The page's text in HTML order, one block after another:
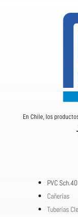
En Chile, los
PVC Sch.40
Cañerías
Tuberías